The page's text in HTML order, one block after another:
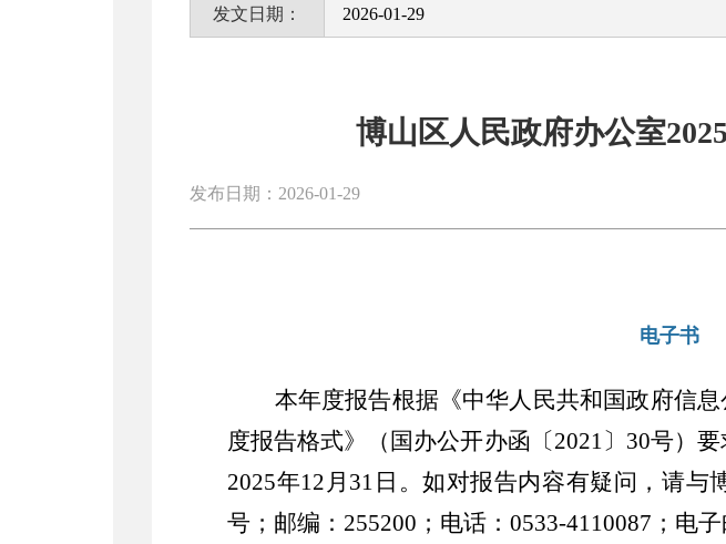
发文日期： 2026-01-29
博山区人民政府办公室
发布日期：2026-01-29
电子书
本年度报告根据《中华人民共和国政府信
度报告格式》（国办公开办函〔2021〕30号）
2025年12月31日。如对报告内容有疑问，请与
号；邮编：255200；电话：0533-4110087；电子